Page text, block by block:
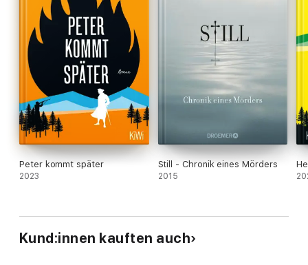
Peter kommt später
2023
Still - Chronik eines Mörders
2015
Kund:innen kauften auch